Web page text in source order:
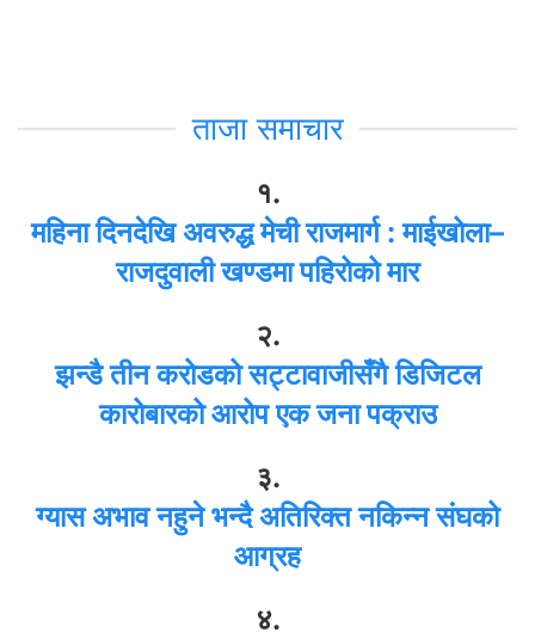
ताजा समाचार
१.
महिना दिनदेखि अवरुद्ध मेची राजमार्ग : माईखोला–
राजदुवाली खण्डमा पहिरोको मार
२.
झन्डै तीन करोडको सट्टावाजीसँगै डिजिटल
कारोबारको आरोप एक जना पक्राउ
३.
ग्यास अभाव नहुने भन्दै अतिरिक्त नकिन्न संघको
आग्रह
४.